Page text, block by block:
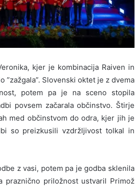
kjer je kombinacija Raiven in
”zažgala”. Slovenski oktet je z dvema
potem pa je na sceno stopila
povsem začarala občinstvo. Štirje
med občinstvom do odra, kjer jih je
so preizkusili vzdržljivost tolkal in
z vasi, potem pa je godba sklenila
priložnost ustvaril Primož